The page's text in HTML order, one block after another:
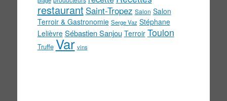
restaurant Saint-Tropez Salon Salon
Terroir & Gastronomie Serge Vaz Stéphane
Lelièvre Sébastien Sanjou Terroir Toulon
Truffe Var vins